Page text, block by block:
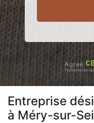
Entreprise
à Méry-sur-